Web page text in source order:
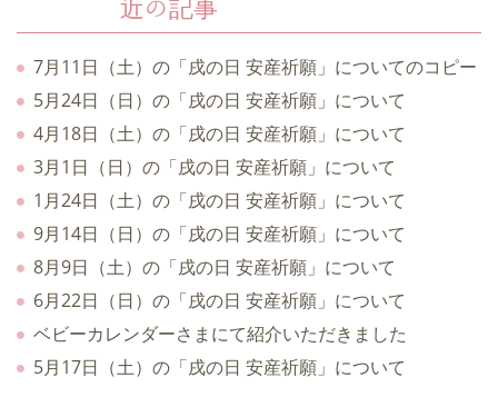
近の記事
7月11日（土）の「戌の日 安産祈願」についてのコピー
5月24日（日）の「戌の日 安産祈願」について
4月18日（土）の「戌の日 安産祈願」について
3月1日（日）の「戌の日 安産祈願」について
1月24日（土）の「戌の日 安産祈願」について
9月14日（日）の「戌の日 安産祈願」について
8月9日（土）の「戌の日 安産祈願」について
6月22日（日）の「戌の日 安産祈願」について
ベビーカレンダーさまにて紹介いただきました
5月17日（土）の「戌の日 安産祈願」について